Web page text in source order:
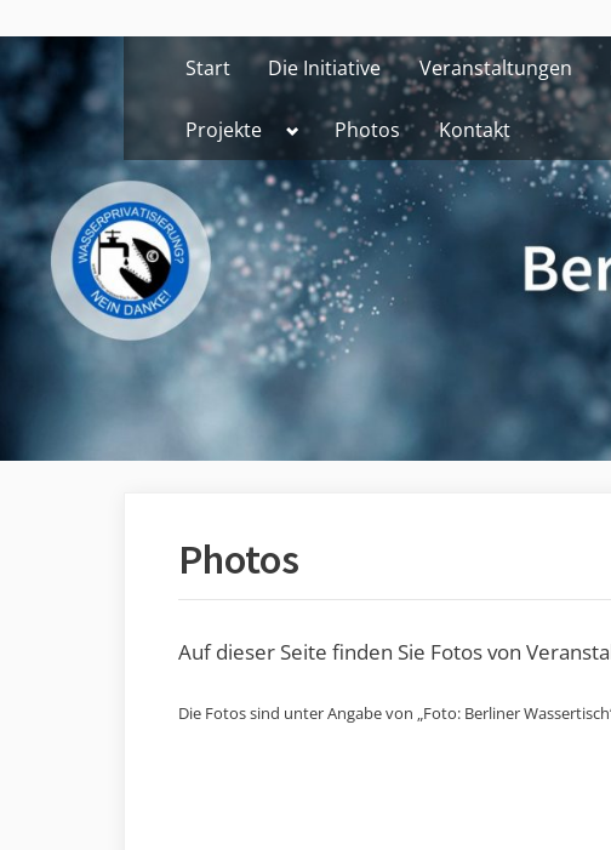
to
content
Start Die Initiative Veranstaltungen
Projekte Toggle
menu
Photos Kontakt
Photos
Auf dieser Seite finden Sie Fotos von
Die Fotos sind unter Angabe von „Foto: Berliner